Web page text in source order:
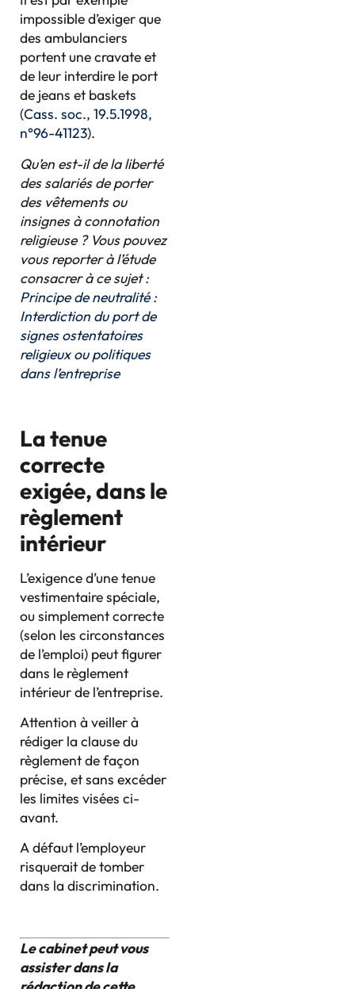
impossible d’exiger que
des ambulanciers
portent une cravate et
de leur interdire le port
de jeans et baskets
(Cass. soc., 19.5.1998,
n°96-41123).
Qu’en est-il de la liberté
des salariés de porter
des vêtements ou
insignes à connotation
religieuse ? Vous pouvez
vous reporter à l’étude
consacrer à ce sujet :
Principe de neutralité :
Interdiction du port de
signes ostentatoires
religieux ou politiques
dans l’entreprise
La tenue
correcte
exigée, dans le
règlement
intérieur
L’exigence d’une tenue
vestimentaire spéciale,
ou simplement correcte
(selon les circonstances
de l’emploi) peut figurer
dans le règlement
intérieur de l’entreprise.
Attention à veiller à
rédiger la clause du
règlement de façon
précise, et sans excéder
les limites visées ci-
avant.
A défaut l’employeur
risquerait de tomber
dans la discrimination.
Le cabinet peut vous
assister dans la